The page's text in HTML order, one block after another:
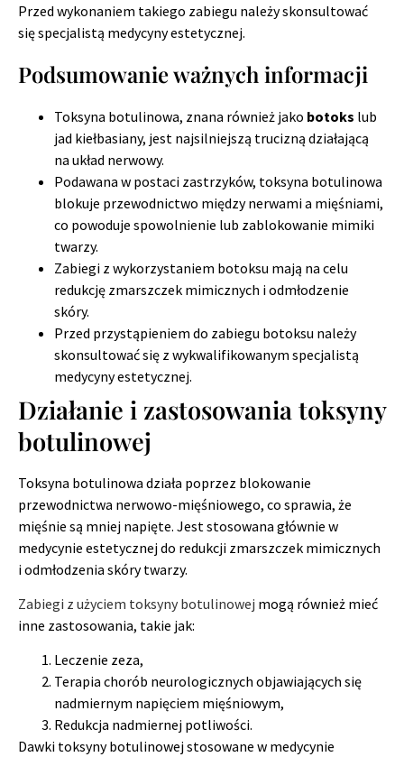
Przed wykonaniem takiego zabiegu należy skonsultować
się specjalistą medycyny estetycznej.
Podsumowanie ważnych informacji
Toksyna botulinowa, znana również jako botoks lub
jad kiełbasiany, jest najsilniejszą trucizną działającą
na układ nerwowy.
Podawana w postaci zastrzyków, toksyna botulinowa
blokuje przewodnictwo między nerwami a mięśniami,
co powoduje spowolnienie lub zablokowanie mimiki
twarzy.
Zabiegi z wykorzystaniem botoksu mają na celu
redukcję zmarszczek mimicznych i odmłodzenie
skóry.
Przed przystąpieniem do zabiegu botoksu należy
skonsultować się z wykwalifikowanym specjalistą
medycyny estetycznej.
Działanie i zastosowania toksyny
botulinowej
Toksyna botulinowa działa poprzez blokowanie
przewodnictwa nerwowo-mięśniowego, co sprawia, że
mięśnie są mniej napięte. Jest stosowana głównie w
medycynie estetycznej do redukcji zmarszczek mimicznych
i odmłodzenia skóry twarzy.
Zabiegi z użyciem toksyny botulinowej mogą również mieć
inne zastosowania, takie jak:
Leczenie zeza,
Terapia chorób neurologicznych objawiających się
nadmiernym napięciem mięśniowym,
Redukcja nadmiernej potliwości.
Dawki toksyny botulinowej stosowane w medycynie